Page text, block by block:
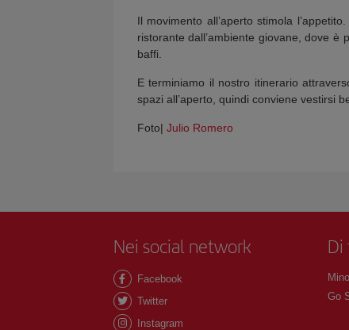
Il movimento all’aperto stimola
ristorante dall’ambiente giovane, dove
baffi.
E terminiamo il nostro itinerario
spazi all’aperto, quindi conviene vestirsi
Foto| Julio Romero
Nei social network
Facebook
Twitter
Instagram
Di
Go